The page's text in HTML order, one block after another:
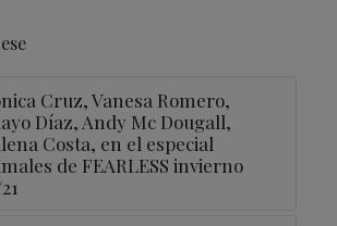
Cruz, Vanesa Romero,
Díaz, Andy Mc Dougall,
Costa, en el especial
de FEARLESS invierno